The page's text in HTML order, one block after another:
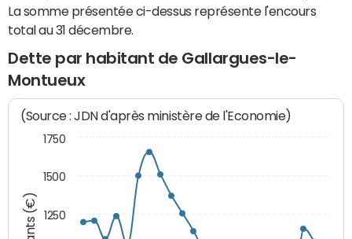
La somme présentée ci-dessus représente l'encours
total au 31 décembre.
Dette par habitant de Gallargues-le-
Montueux
(Source : JDN d'après ministère de l'Economie)
1250
1500
1750